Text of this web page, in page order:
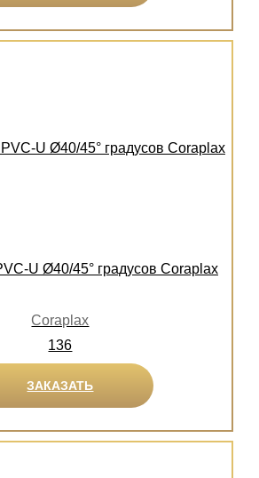
U Ø40/45° градусов Coraplax
Coraplax
136
ЗАКАЗАТЬ